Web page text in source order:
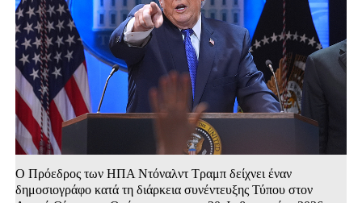
Ο Πρόεδρος των ΗΠΑ Ντόναλντ Τραμπ δείχνει έναν
δημοσιογράφο κατά τη διάρκεια συνέντευξης Τύπου στον